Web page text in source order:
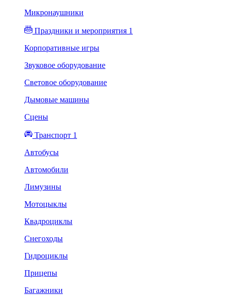
Микронаушники
Праздники и мероприятия 1
Корпоративные игры
Звуковое оборудование
Световое оборудование
Дымовые машины
Сцены
Транспорт 1
Автобусы
Автомобили
Лимузины
Мотоцыклы
Квадроциклы
Снегоходы
Гидроциклы
Прицепы
Багажники